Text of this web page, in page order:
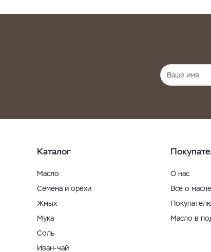
Каталог
Масло
Семена и орехи
Жмых
Мука
Соль
Иван-чай
О нас
Всё о масле
Масло в